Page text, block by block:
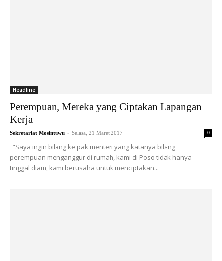
Headline
Perempuan, Mereka yang Ciptakan Lapangan
Kerja
Sekretariat Mosintuwu - Selasa, 21 Maret 2017 0
“Saya ingin bilang ke pak menteri yang katanya bilang
perempuan menganggur di rumah, kami di Poso tidak hanya
tinggal diam, kami berusaha untuk menciptakan...